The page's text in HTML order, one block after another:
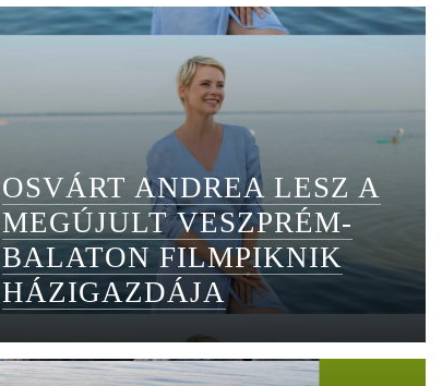
OSVÁRT ANDREA LESZ A
MEGÚJULT VESZPRÉM-
BALATON FILMPIKNIK
HÁZIGAZDÁJA